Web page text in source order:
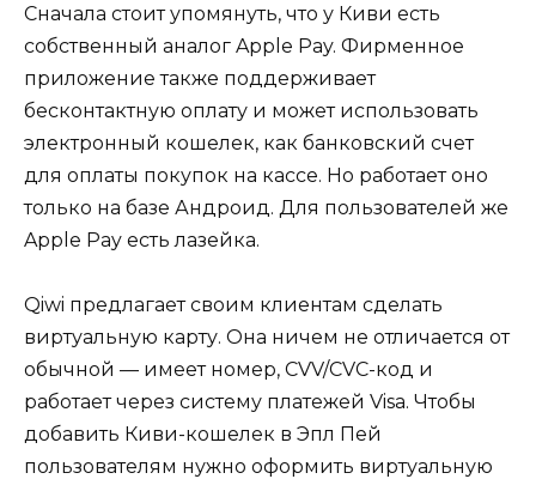
Сначала стоит упомянуть, что у Киви есть
собственный аналог Apple Pay. Фирменное
приложение также поддерживает
бесконтактную оплату и может использовать
электронный кошелек, как банковский счет
для оплаты покупок на кассе. Но работает оно
только на базе Андроид. Для пользователей же
Apple Pay есть лазейка.
Qiwi предлагает своим клиентам сделать
виртуальную карту. Она ничем не отличается от
обычной — имеет номер, CVV/CVC-код и
работает через систему платежей Visa. Чтобы
добавить Киви-кошелек в Эпл Пей
пользователям нужно оформить виртуальную